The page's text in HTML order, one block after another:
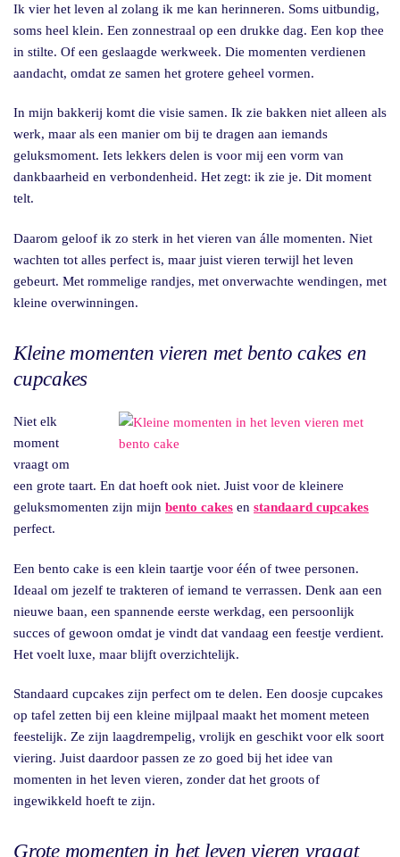
Ik vier het leven al zolang ik me kan herinneren. Soms uitbundig,
soms heel klein. Een zonnestraal op een drukke dag. Een kop thee
in stilte. Of een geslaagde werkweek. Die momenten verdienen
aandacht, omdat ze samen het grotere geheel vormen.
In mijn bakkerij komt die visie samen. Ik zie bakken niet alleen als
werk, maar als een manier om bij te dragen aan iemands
geluksmoment. Iets lekkers delen is voor mij een vorm van
dankbaarheid en verbondenheid. Het zegt: ik zie je. Dit moment
telt.
Daarom geloof ik zo sterk in het vieren van álle momenten. Niet
wachten tot alles perfect is, maar juist vieren terwijl het leven
gebeurt. Met rommelige randjes, met onverwachte wendingen, met
kleine overwinningen.
Kleine momenten vieren met bento cakes en
cupcakes
Niet elk
moment
vraagt om
een grote taart. En dat hoeft ook niet. Juist voor de kleinere
geluksmomenten zijn mijn bento cakes en standaard cupcakes
perfect.
Een bento cake is een klein taartje voor één of twee personen.
Ideaal om jezelf te trakteren of iemand te verrassen. Denk aan een
nieuwe baan, een spannende eerste werkdag, een persoonlijk
succes of gewoon omdat je vindt dat vandaag een feestje verdient.
Het voelt luxe, maar blijft overzichtelijk.
Standaard cupcakes zijn perfect om te delen. Een doosje cupcakes
op tafel zetten bij een kleine mijlpaal maakt het moment meteen
feestelijk. Ze zijn laagdrempelig, vrolijk en geschikt voor elk soort
viering. Juist daardoor passen ze zo goed bij het idee van
momenten in het leven vieren, zonder dat het groots of
ingewikkeld hoeft te zijn.
Grote momenten in het leven vieren vraagt